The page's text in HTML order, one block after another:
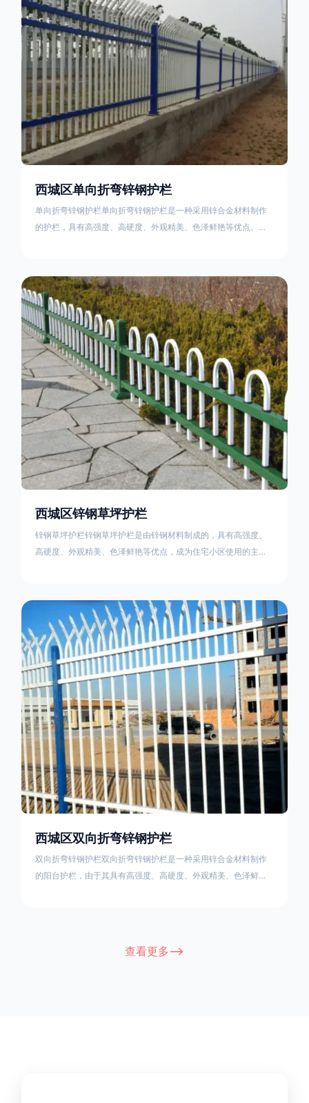
西城区单向折弯锌钢护栏
单向折弯锌钢护栏单向折弯锌钢护栏是一种采用锌合金材料制作
的护栏，具有高强度、高硬度、外观精美、色泽鲜艳等优点。该
再加上防盗垫圈，这样能够避免护栏被人轻易拆卸；适合于大批
量生产，能够很好的与自然相融合。单向折弯锌钢护栏可以用于
住宅小区、工厂院校、道路交通等场所。该产品具有高强度、高
硬度、外观
西城区锌钢草坪护栏
锌钢草坪护栏锌钢草坪护栏是由锌钢材料制成的，具有高强度、
高硬度、外观精美、色泽鲜艳等优点，成为住宅小区使用的主流
的使用方法主要是应用在人员行走的边界处，这就需要锌钢草坪
护栏产品的表面设计较为圆滑，减少人员不小心碰触锌钢草坪护
栏产品的伤害值。在安装前，土木建筑为砖砌或混凝土浇筑奠定
了的基础
西城区双向折弯锌钢护栏
双向折弯锌钢护栏双向折弯锌钢护栏是一种采用锌合金材料制作
的阳台护栏，由于其具有高强度、高硬度、外观精美、色泽鲜艳
或者咨询厂家客服以获取更准确的信息。
查看更多-->